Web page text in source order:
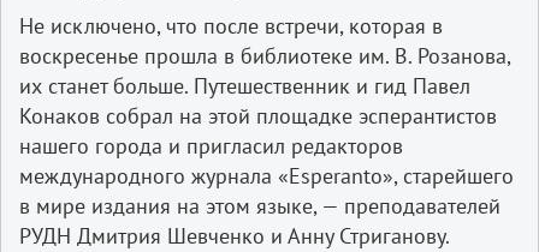
Не исключено, что после встречи, которая в
воскресенье прошла в библиотеке им. В. Розанова,
их станет больше. Путешественник и гид Павел
Конаков собрал на этой площадке эсперантистов
нашего города и пригласил редакторов
международного журнала «Esperanto», старейшего
в мире издания на этом языке, — преподавателей
РУДН Дмитрия Шевченко и Анну Стриганову.